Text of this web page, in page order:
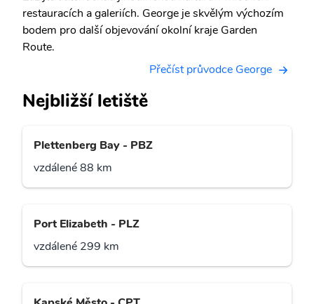
restauracích a galeriích. George je skvělým výchozím
bodem pro další objevování okolní kraje Garden
Route.
Přečíst průvodce George
Nejbližší letiště
Plettenberg Bay - PBZ
vzdálené 88 km
Port Elizabeth - PLZ
vzdálené 299 km